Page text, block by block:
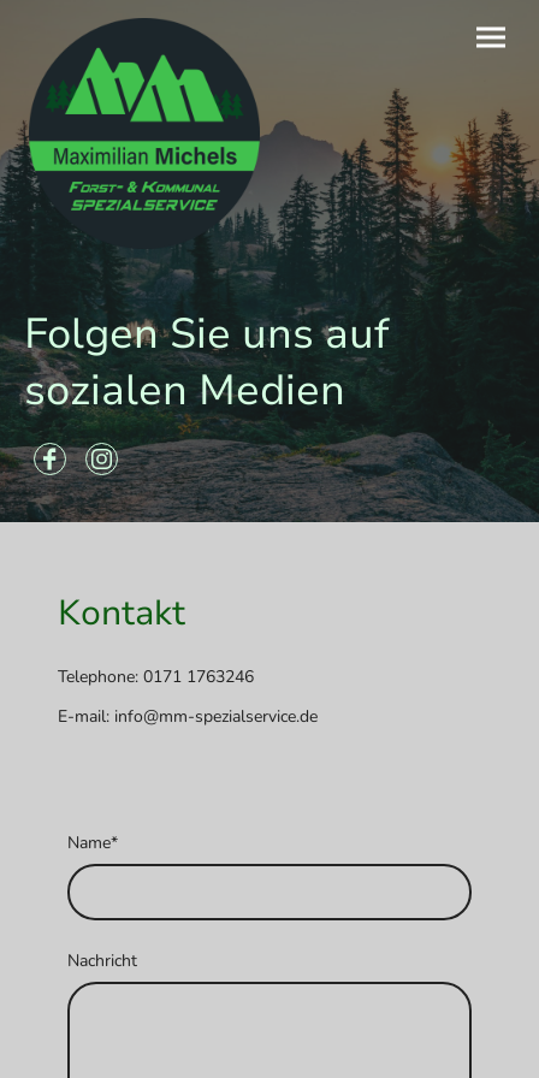
Folgen Sie uns auf
sozialen Medien
Kontakt
Telephone: 0171 1763246
E-mail: info@mm-spezialservice.de
Name*
Nachricht